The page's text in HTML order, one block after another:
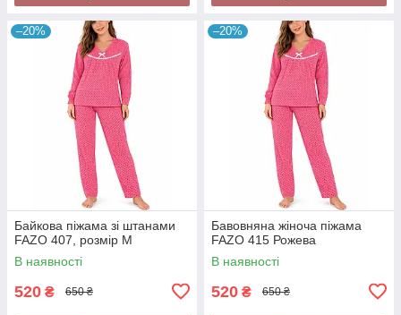
–20%
Байкова піжама зі штанами
FAZO 407, розмір М
В наявності
520 ₴ 650 ₴
–20%
Бавовняна жіноча піжама
FAZO 415 Рожева
В наявності
520 ₴ 650 ₴